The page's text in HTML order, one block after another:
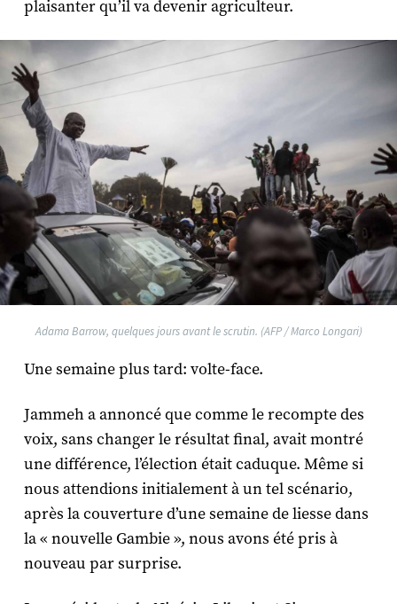
plaisanter qu’il va devenir agriculteur.
Adama Barrow, quelques jours avant le scrutin. (AFP / Marco Longari)
Une semaine plus tard: volte-face.
Jammeh a annoncé que comme le recompte des
voix, sans changer le résultat final, avait montré
une différence, l’élection était caduque. Même si
nous attendions initialement à un tel scénario,
après la couverture d’une semaine de liesse dans
la « nouvelle Gambie », nous avons été pris à
nouveau par surprise.